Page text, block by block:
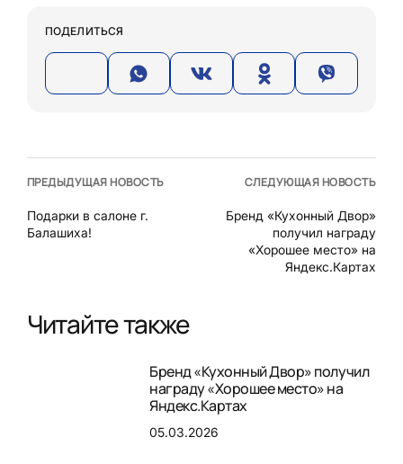
ПОДЕЛИТЬСЯ
ПРЕДЫДУЩАЯ НОВОСТЬ
Подарки в салоне г.
Балашиха!
СЛЕДУЮЩАЯ НОВОСТЬ
Бренд «Кухонный Двор»
получил награду
«Хорошее место» на
Яндекс.Картах
Читайте также
Бренд «Кухонный Двор» получил
награду «Хорошее место» на
Яндекс.Картах
05.03.2026